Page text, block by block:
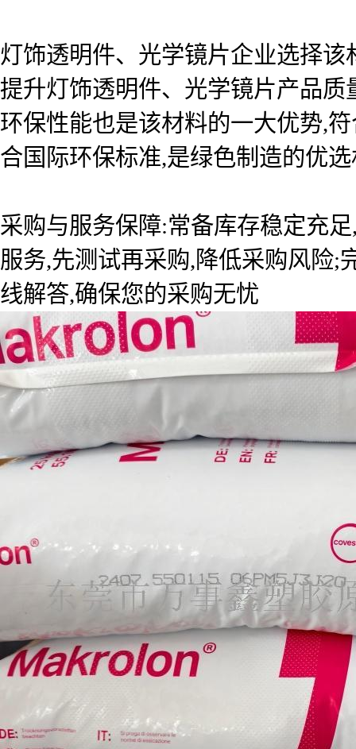
灯饰透明件、光学镜片企业选择
提升灯饰透明件、光学镜片产品
环保性能也是该材料的一大优势,
合国际环保标准,是绿色制造的优
采购与服务保障:常备库存稳定充
服务,先测试再采购,降低采购风险;
线解答,确保您的采购无忧